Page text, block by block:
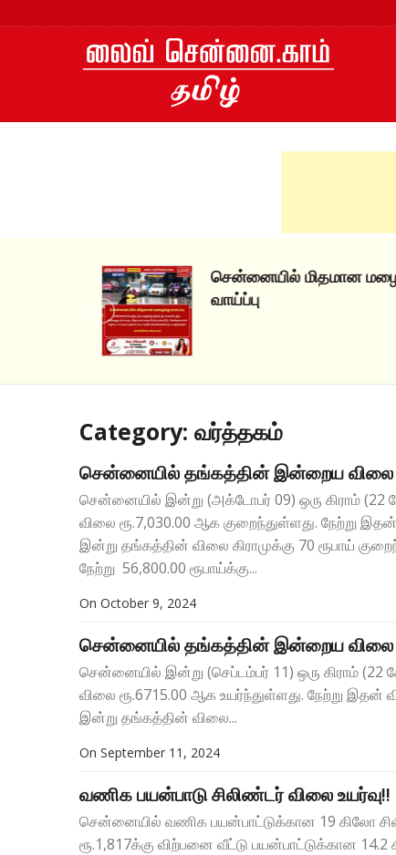
to
சென்னையில் மிதமான
வாய்ப்பு
Category: வர்த்தகம்
சென்னையில் தங்கத்தின் இன்றைய விலை
சென்னையில் இன்று (அக்டோபர் 09) ஒரு கிராம்
விலை ரூ.7,030.00 ஆக குறைந்துள்ளது. நேற்று
இன்று தங்கத்தின் விலை கிராமுக்கு 70 ரூபாய்
நேற்று 56,800.00 ரூபாய்க்கு...
On October 9, 2024
சென்னையில் தங்கத்தின் இன்றைய விலை
சென்னையில் இன்று (செப்டம்பர் 11) ஒரு கிராம்
விலை ரூ.6715.00 ஆக உயர்ந்துள்ளது. நேற்று இதன்
இன்று தங்கத்தின் விலை...
On September 11, 2024
வணிக பயன்பாடு சிலிண்டர் விலை உயர்வு!!
சென்னையில் வணிக பயன்பாட்டுக்கான 19 கிலோ
ரூ.1,817க்கு விற்பனை வீட்டு பயன்பாட்டுக்கான